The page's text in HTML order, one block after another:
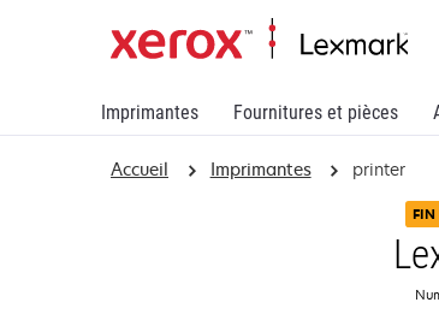
Imprimantes Fournitures et pièces
Accueil Imprimantes printer
FIN